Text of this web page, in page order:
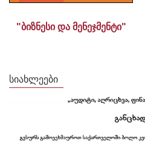
"ბიზნესი და მენეჯმენტი"
ᲡᲘᲐᲮᲚᲔᲔᲑᲘ